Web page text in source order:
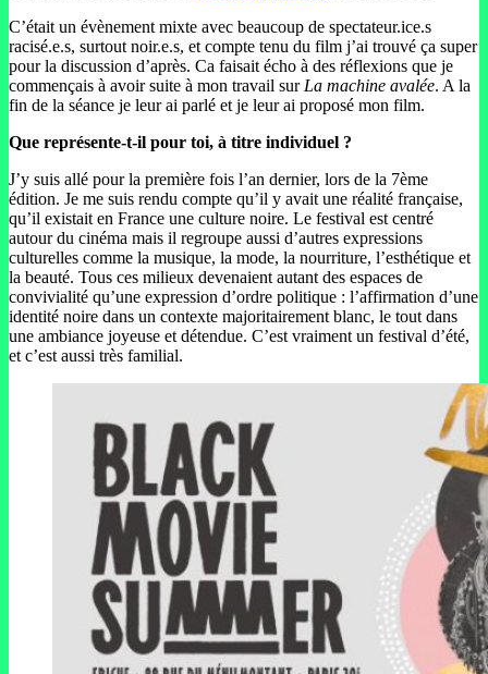
C’était un évènement mixte avec beaucoup de spectateur.ice.s
racisé.e.s, surtout noir.e.s, et compte tenu du film j’ai trouvé ça super
pour la discussion d’après. Ca faisait écho à des réflexions que je
commençais à avoir suite à mon travail sur La machine avalée. A la
fin de la séance je leur ai parlé et je leur ai proposé mon film.
Que représente-t-il pour toi, à titre individuel ?
J’y suis allé pour la première fois l’an dernier, lors de la 7ème
édition. Je me suis rendu compte qu’il y avait une réalité française,
qu’il existait en France une culture noire. Le festival est centré
autour du cinéma mais il regroupe aussi d’autres expressions
culturelles comme la musique, la mode, la nourriture, l’esthétique et
la beauté. Tous ces milieux devenaient autant des espaces de
convivialité qu’une expression d’ordre politique : l’affirmation d’une
identité noire dans un contexte majoritairement blanc, le tout dans
une ambiance joyeuse et détendue. C’est vraiment un festival d’été,
et c’est aussi très familial.